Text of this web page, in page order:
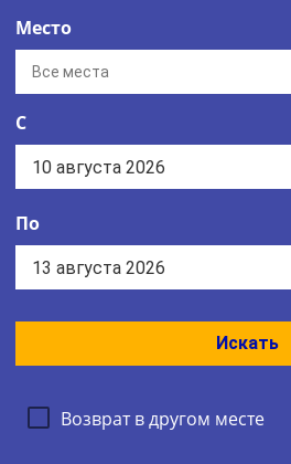
Место
С
По
Искать
Возврат в другом месте